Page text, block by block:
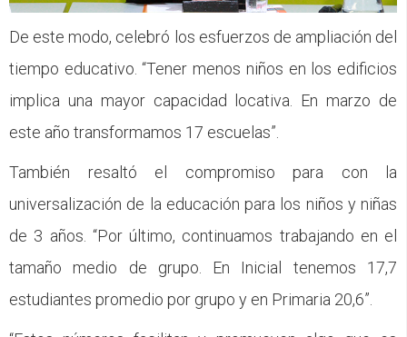
De este modo, celebró los esfuerzos de ampliación del
tiempo educativo. “Tener menos niños en los edificios
implica una mayor capacidad locativa. En marzo de
este año transformamos 17 escuelas”.
También resaltó el compromiso para con la
universalización de la educación para los niños y niñas
de 3 años. “Por último, continuamos trabajando en el
tamaño medio de grupo. En Inicial tenemos 17,7
estudiantes promedio por grupo y en Primaria 20,6”.